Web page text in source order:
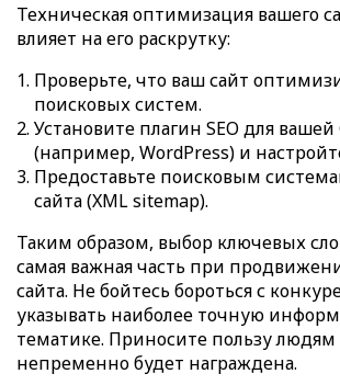
Техническая оптимизация вашего
влияет на его раскрутку:
Проверьте, что ваш сайт
поисковых систем.
Установите плагин SEO для вашей
(например, WordPress) и
Предоставьте поисковым
сайта (XML sitemap).
Таким образом, выбор ключевых
самая важная часть при
сайта. Не бойтесь бороться с
указывать наиболее точную
тематике. Приносите пользу людям
непременно будет награждена.